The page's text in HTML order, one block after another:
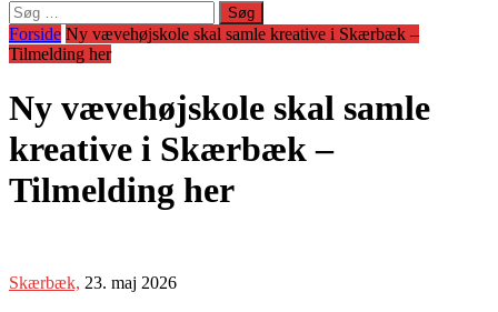
Søg
efter:
Forside Ny vævehøjskole skal samle kreative i Skærbæk –
Tilmelding her
Ny vævehøjskole skal samle
kreative i Skærbæk –
Tilmelding her
Skærbæk, 23. maj 2026